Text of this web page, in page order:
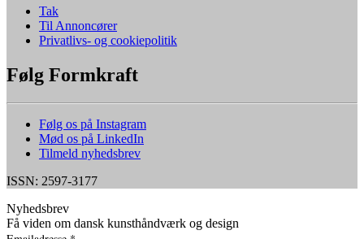
Tak
Til Annoncører
Privatlivs- og cookiepolitik
Følg Formkraft
Følg os på Instagram
Mød os på LinkedIn
Tilmeld nyhedsbrev
ISSN: 2597-3177
Nyhedsbrev
Få viden om dansk kunsthåndværk og design